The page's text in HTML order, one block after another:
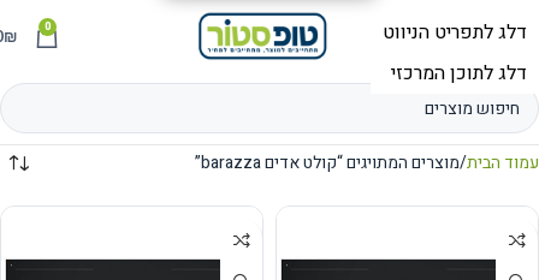
תפריט 0
₪
עמוד הבית מוצרים המתויגים “קולט אדים barazza”